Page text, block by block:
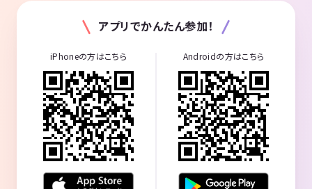
アプリでかんたん参加！
iPhoneの方はこちら Androidの方はこちら